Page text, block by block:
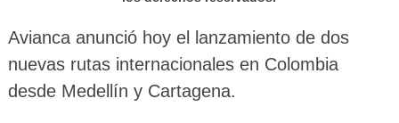
Avianca anunció hoy el lanzamiento de dos
nuevas rutas internacionales en Colombia
desde Medellín y Cartagena.